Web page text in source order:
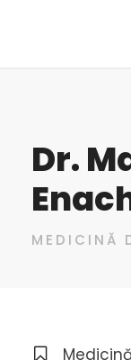
Dr.
MEDICINĂ